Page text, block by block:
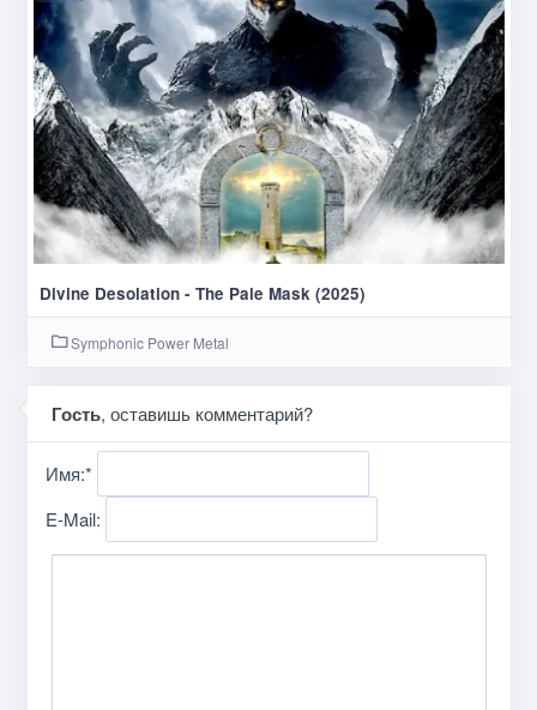
Divine Desolation - The Pale Mask (2025)
Symphonic Power Metal
Гость, оставишь комментарий?
Имя:*
E-Mail: